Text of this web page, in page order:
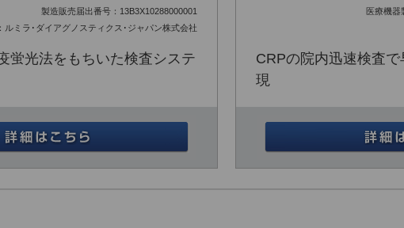
製造販売届出番号：13B3X10288000001
ルミラ･ダイアグノスティクス･ジャパン株式会社
蛍光法をもちいた検査システ
医療機器
CRPの院内迅速検査
現